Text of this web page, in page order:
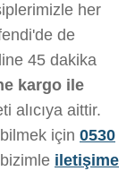
her
de
45 dakika
kargo ile
alıcıya aittir.
için 0530
iletişime